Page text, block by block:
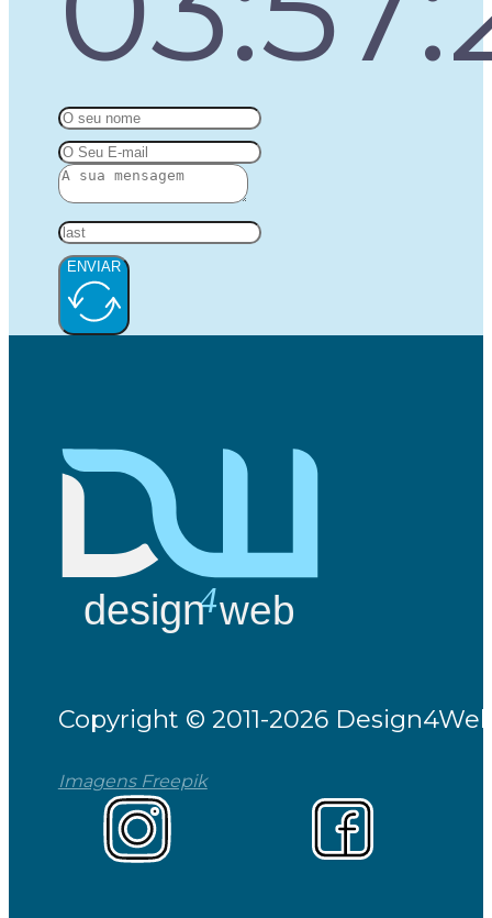
ENVIAR
Copyright © 2011-2026
Imagens Freepik